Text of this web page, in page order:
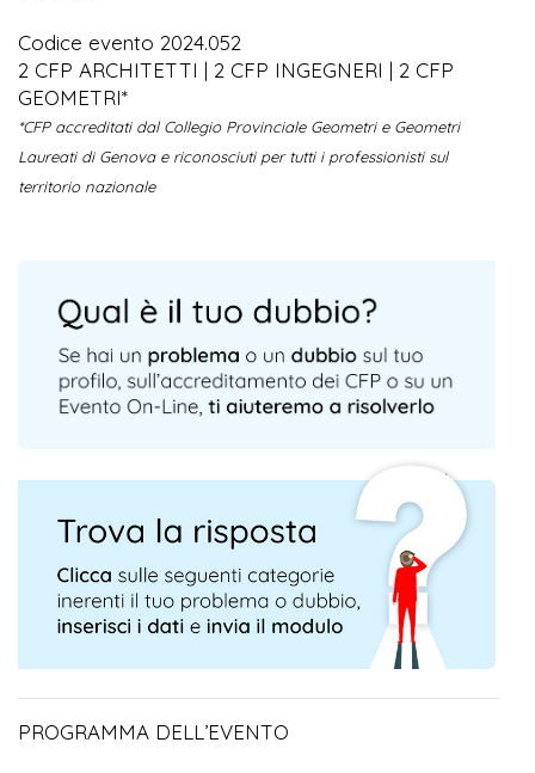
Codice evento 2024.052
2 CFP ARCHITETTI | 2 CFP INGEGNERI | 2 CFP
GEOMETRI*
*CFP accreditati dal Collegio Provinciale Geometri e Geometri
Laureati di Genova e riconosciuti per tutti i professionisti sul
territorio nazionale
PROGRAMMA DELL’EVENTO